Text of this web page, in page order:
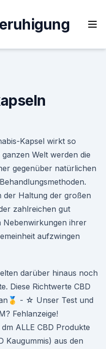
Kapsel wirkt so
Welt werden die
gegenüber natürlichen
der Haltung der großen
zahlreichen gut
Nebenwirkungen ihrer
aufzwingen
darüber hinaus noch
Diese Richtwerte CBD
- ☆ Unser Test und
Fehlanzeige!
ALLE CBD Produkte
Kaugummis) aus den